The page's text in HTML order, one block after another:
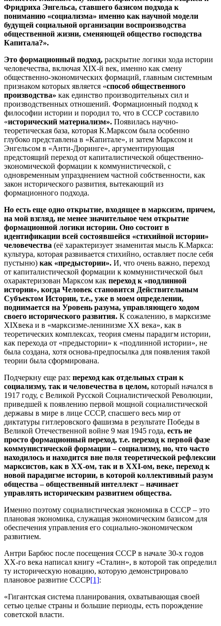
Фридриха Энгельса, ставшего базисом подхода к
пониманию «социализма» именно как научной модели
будущей социальной организации воспроизводства
общественной жизни, сменяющей общество господства
Капитала?».
Это формационный подход, раскрытие логики хода истории
человечества, включая XIX-й век, именно как смену
общественно-экономических формаций, главным системным
признаком которых является «способ общественного
производства» как единство производительных сил и
производственных отношений. Формационный подход к
философии истории и породил то, что в СССР составило
«исторический материализм». Появилась научно-
теоретическая база, которая К.Марксом была особенно
глубоко представлена в «Капитале», и затем Марксом и
Энгельсом в «Анти-Дюринге», аргументирующая
предстоящий переход от капиталистической общественно-
экономической формации к коммунистической, с
одновременным упразднением частной собственности, как
закон исторического развития, вытекающий из
формационного подхода.
Но есть еще одно открытие, входящее в марксизм, причем,
на мой взгляд, не менее значительное чем открытие
формационной логики истории. Оно состоит в
идентификации всей состоявшейся «стихийной истории»
человечества (её характеризует знаменитая мысль К.Маркса:
культура, которая развивается стихийно, оставляет после себя
пустыню) как «предыстории». И, что очень важно, переход
от капиталистической формации к коммунистической был
охарактеризован Марксом как переход к «подлинной
истории», когда Человек становится Действительным
Субъектом Истории, т.е., уже в моем определении,
поднимается на Уровень разума, управляющего ходом
своего исторического развития. К сожалению, в марксизме
XIXвека и в «марксизме-ленинизме ХХ века», как в
теоретических комплексах, теория смены парадигм истории,
как перехода от «предыстории» к «подлинной истории», не
была создана, хотя основа-предпосылка для появления такой
теории была сформирована.
Подчеркну еще раз: переход как отдельных стран к
социализму, так и человечества в целом, который начался в
1917 году, с Великой Русской Социалистической Революции,
приведшей к появлению первой мощной социалистической
державы в мире в лице СССР, спасшего весь мир от
диктатуры гитлеровского фашизма в результате Победы в
Великой Отечественной войне 9 мая 1945 года, есть не
просто формационный переход, т.е. переход к первой фазе
коммунистической формации – социализму, но, что часто
находилось и находится вне поля теоретической рефлексии
марксистов, как в ХХ-ом, так и в XXI-ом, веке, переход к
новой парадигме истории, в которой коллективный разум
общества – общественный интеллект – начинает
управлять историческим развитием общества.
Именно поэтому социалистическая экономика в СССР – это
плановая экономика, служащая экономическим базисом для
обеспечения управления его социально-экономическом
развитием.
Антри Барбюс после посещения СССР в начале 30-х годов
ХХ-го века написал книгу «Сталин», в которой так определил
ту историческую новацию, которую демонстрировало
плановое развитие СССР[1]:
«Гигантская система планирования, охватывающая своей
сетью целые страны и большие периоды, есть порождение
советской власти.